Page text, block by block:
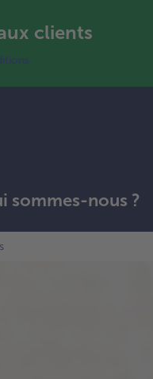
clients
sommes-nous ?